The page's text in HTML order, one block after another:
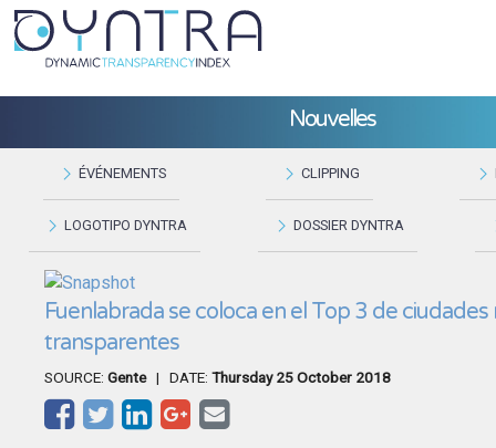
Nouvelles
ÉVÉNEMENTS CLIPPING
LOGOTIPO DYNTRA DOSSIER DYNTRA
Fuenlabrada se coloca en el Top 3 de ciudades
transparentes
SOURCE: Gente| DATE: Thursday 25 October 2018